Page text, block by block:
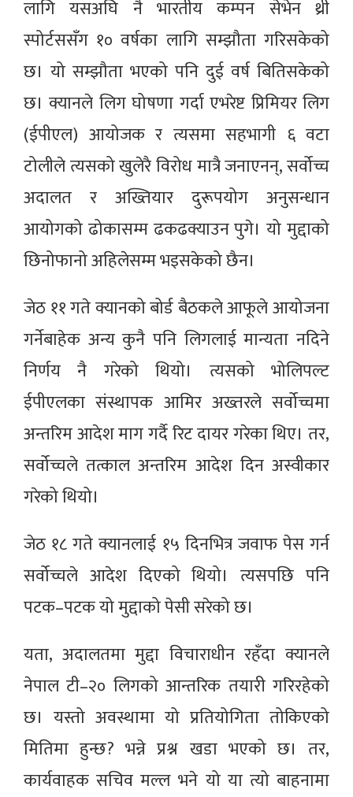
लागि यसअघि नै भारतीय कम्पन सेभेन थ्री
स्पोर्टससँग १० वर्षका लागि सम्झौता गरिसकेको
छ। यो सम्झौता भएको पनि दुई वर्ष बितिसकेको
छ। क्यानले लिग घोषणा गर्दा एभरेष्ट प्रिमियर लिग
(ईपीएल) आयोजक र त्यसमा सहभागी ६ वटा
टोलीले त्यसको खुलेरै विरोध मात्रै जनाएनन्, सर्वोच्च
अदालत र अख्तियार दुरूपयोग अनुसन्धान
आयोगको ढोकासम्म ढकढक्याउन पुगे। यो मुद्दाको
छिनोफानो अहिलेसम्म भइसकेको छैन।
जेठ ११ गते क्यानको बोर्ड बैठकले आफूले आयोजना
गर्नेबाहेक अन्य कुनै पनि लिगलाई मान्यता नदिने
निर्णय नै गरेको थियो। त्यसको भोलिपल्ट
ईपीएलका संस्थापक आमिर अख्तरले सर्वोच्चमा
अन्तरिम आदेश माग गर्दै रिट दायर गरेका थिए। तर,
सर्वोच्चले तत्काल अन्तरिम आदेश दिन अस्वीकार
गरेको थियो।
जेठ १८ गते क्यानलाई १५ दिनभित्र जवाफ पेस गर्न
सर्वोच्चले आदेश दिएको थियो। त्यसपछि पनि
पटक–पटक यो मुद्दाको पेसी सरेको छ।
यता, अदालतमा मुद्दा विचाराधीन रहँदा क्यानले
नेपाल टी–२० लिगको आन्तरिक तयारी गरिरहेको
छ। यस्तो अवस्थामा यो प्रतियोगिता तोकिएको
मितिमा हुन्छ? भन्ने प्रश्न खडा भएको छ। तर,
कार्यवाहक सचिव मल्ल भने यो या त्यो बाहनामा